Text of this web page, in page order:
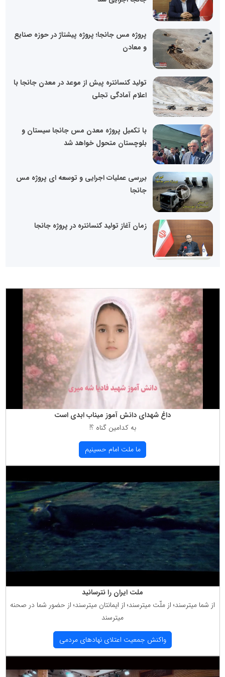
پروژه مس جانجا؛ پروژه پیشتاژ در حوزه صنایع
و معادن
تولید کنسانتره پیش از موعد در معدن جانجا با
اعلام آمادگی تجلی
با تکمیل پروژه معدن مس جانجا سیستان و
بلوچستان متحول خواهد شد
بررسی عملیات اجرایی و توسعه ای پروژه مس
جانجا
زمان آغاز تولید کنسانتره در پروژه جانجا
داغ شهدای دانش آموز میناب ابدی است
به كدامین گناه ؟!
ما ملت امام حسینیم
ملت ایران را نترسانید
از شما میترسند؛ از ملّت میترسند؛ از ایمانتان میترسند؛ از حضور شما در صحنه
میترسند
واكنش جمعیت اعتلای نهادهای مردمی